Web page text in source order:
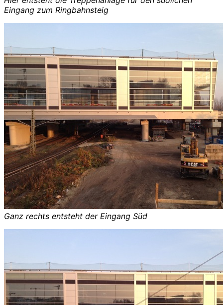
Eingang zum Ringbahnsteig
Ganz rechts entsteht der Eingang Süd